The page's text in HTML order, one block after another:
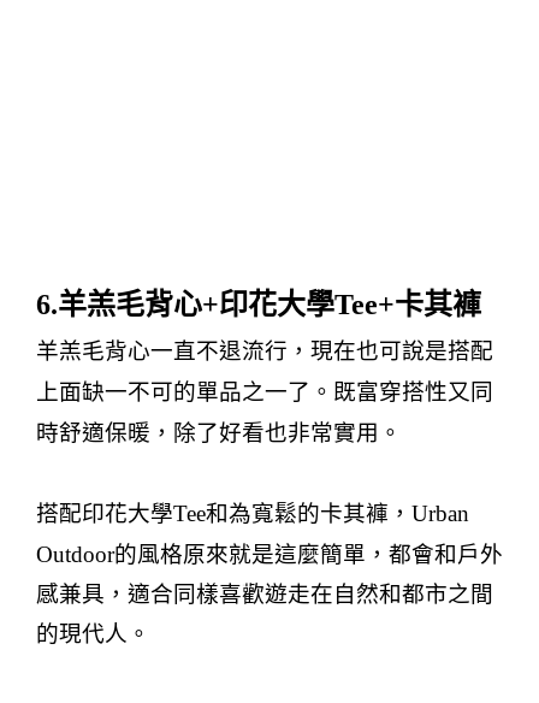
6.羊羔毛背心+印花大學Tee+卡其褲
羊羔毛背心一直不退流行，現在也可說是搭配
上面缺一不可的單品之一了。既富穿搭性又同
時舒適保暖，除了好看也非常實用。
搭配印花大學Tee和為寬鬆的卡其褲， Urban
Outdoor的風格原來就是這麼簡單，都會和戶外
感兼具，適合同樣喜歡遊走在自然和都市之間
的現代人。